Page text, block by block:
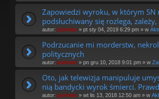
Zapowiedzi wyroku, w którym SN
podsłuchiwany się rozlega,
autor: piotrniz » pt sty 04, 2019 6:29 pm » w
Podrzucanie mi morderstw,
politycznych
autor: piotrniz » pn gru 10, 2018 9:01 pm » w
Oto, jak telewizja manipuluje
nią bandycki wyrok śmierci.
autor: piotrniz » wt lis 13, 2018 12:50 am » w